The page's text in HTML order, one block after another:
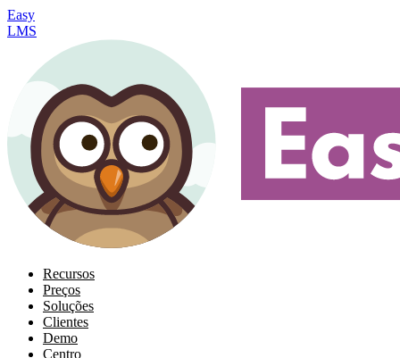
Easy
LMS
Recursos
Preços
Soluções
Clientes
Demo
Centro